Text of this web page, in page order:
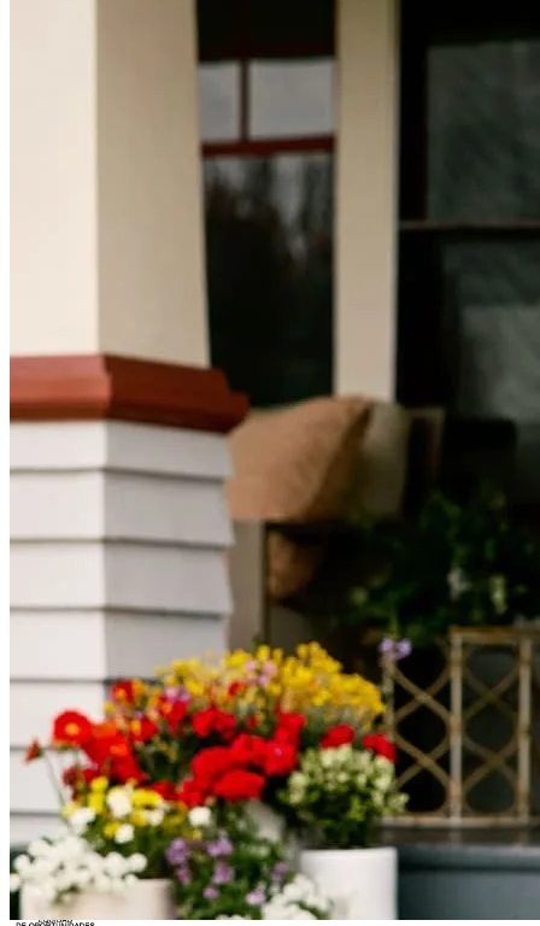
Terminología hipotecaria
NMLSConsumerAccess.org
Asociaciones corporativas
Sala de prensa
Comunicarse con nosotros
Encontrar un agente de préstamos
Información en español
Declaración de privacidad
Limitar el uso compartido de su información personal
AQUÍ (afiliados y terceros)
Do Not Sell or Share My Personal Information (CA,
CT, MN, MT, OR)
Licencias y divulgaciones
Términos y condiciones
CrossCountry Mortgage, LLC, 2160 Superior Avenue,
Cleveland, OH 44114NMLS3029 | RM.803095.000
Todos los respaldos y testimonios se dan sin incentivo ni
compensación.